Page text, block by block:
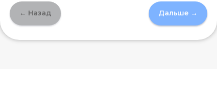
← Назад Дальше →